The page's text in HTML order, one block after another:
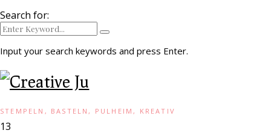
Search for:
Input your search keywords and press Enter.
STEMPELN, BASTELN, PULHEIM, KREATIV
13